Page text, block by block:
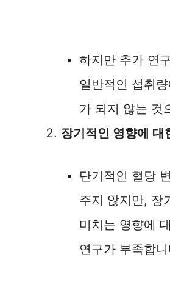
하지만 추가 연
일반적인 섭취
가 되지 않는 것
장기적인 영향에 대
단기적인 혈당
주지 않지만, 장
미치는 영향에
연구가 부족합